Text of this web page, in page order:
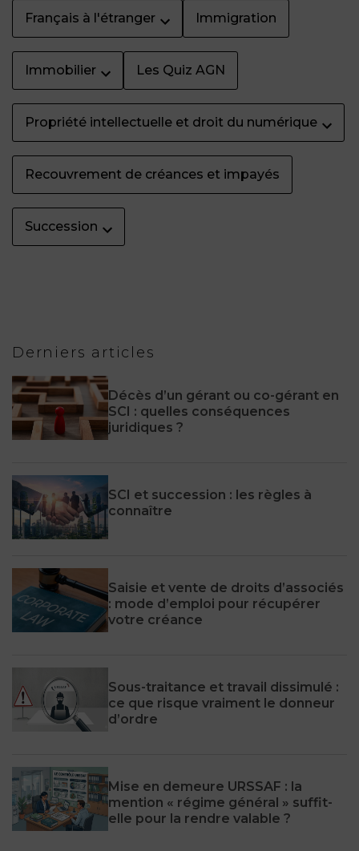
Français à l'étranger Immigration
Immobilier Les Quiz AGN
Propriété intellectuelle et droit du numérique
Recouvrement de créances et impayés
Succession
Derniers articles
Décès d’un gérant ou co-gérant en
SCI : quelles conséquences
juridiques ?
SCI et succession : les règles à
connaître
Saisie et vente de droits d’associés
: mode d’emploi pour récupérer
votre créance
Sous-traitance et travail dissimulé :
ce que risque vraiment le donneur
d’ordre
Mise en demeure URSSAF : la
mention « régime général » suffit-
elle pour la rendre valable ?